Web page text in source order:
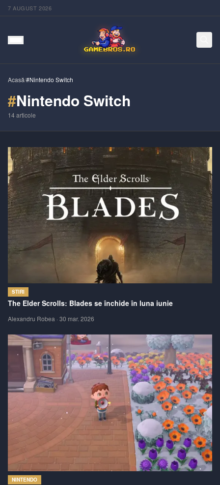
7 AUGUST 2026
Acasă/#Nintendo Switch
#Nintendo Switch
14articole
STIRI
The Elder Scrolls: Blades se închide în luna iunie
Alexandru Robea · 30 mar. 2026
NINTENDO